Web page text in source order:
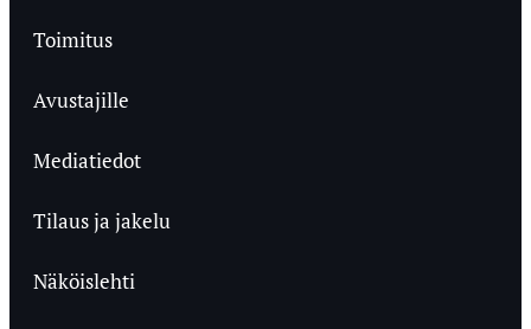
Toimitus
Avustajille
Mediatiedot
Tilaus ja jakelu
Näköislehti